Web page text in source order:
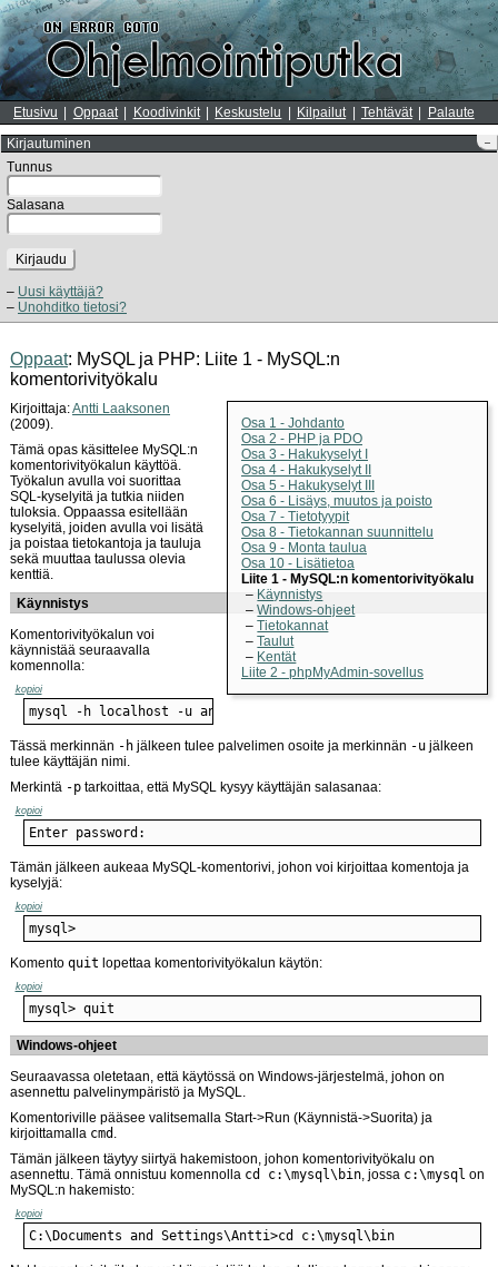
Etusivu Oppaat Koodivinkit Keskustelu Kilpailut Tehtävät Palaute
–
Kirjautuminen
Tunnus
Salasana
Kirjaudu
Uusi käyttäjä?
Unohditko tietosi?
Oppaat: MySQL ja PHP: Liite 1 - MySQL:n
komentorivityökalu
Osa 1 - Johdanto
Osa 2 - PHP ja PDO
Osa 3 - Hakukyselyt I
Osa 4 - Hakukyselyt II
Osa 5 - Hakukyselyt III
Osa 6 - Lisäys, muutos ja poisto
Osa 7 - Tietotyypit
Osa 8 - Tietokannan suunnittelu
Osa 9 - Monta taulua
Osa 10 - Lisätietoa
Liite 1 - MySQL:n komentorivityökalu
Käynnistys
Windows-ohjeet
Tietokannat
Taulut
Kentät
Liite 2 - phpMyAdmin-sovellus
Kirjoittaja:Antti Laaksonen
(2009).
Tämä opas käsittelee MySQL:n
komentorivityökalun käyttöä.
Työkalun avulla voi suorittaa
SQL-kyselyitä ja tutkia niiden
tuloksia. Oppaassa esitellään
kyselyitä, joiden avulla voi lisätä
ja poistaa tietokantoja ja tauluja
sekä muuttaa taulussa olevia
kenttiä.
Käynnistys
Komentorivityökalun voi
käynnistää seuraavalla
komennolla:
kopioi
mysql -h localhost -u antti -p
Tässä merkinnän -h jälkeen tulee palvelimen osoite ja merkinnän -u jälkeen
tulee käyttäjän nimi.
Merkintä -p tarkoittaa, että MySQL kysyy käyttäjän salasanaa:
kopioi
Enter password:
Tämän jälkeen aukeaa MySQL-komentorivi, johon voi kirjoittaa komentoja ja
kyselyjä:
kopioi
mysql>
Komento quit lopettaa komentorivityökalun käytön:
kopioi
mysql> quit
Windows-ohjeet
Seuraavassa oletetaan, että käytössä on Windows-järjestelmä, johon on
asennettu palvelinympäristö ja MySQL.
Komentoriville pääsee valitsemalla Start->Run (Käynnistä->Suorita) ja
kirjoittamalla cmd .
Tämän jälkeen täytyy siirtyä hakemistoon, johon komentorivityökalu on
asennettu. Tämä onnistuu komennolla cd c:\mysql\bin, jossa c:\mysql on
MySQL:n hakemisto:
kopioi
C:\Documents and Settings\Antti>cd c:\mysql\bin